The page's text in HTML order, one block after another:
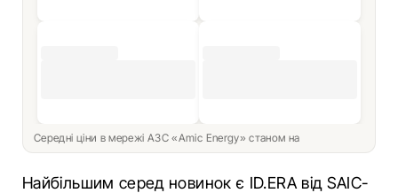
Середні ціни в мережі АЗС «Amic Energy» станом на
Найбільшим серед новинок є ID.ERA від SAIC-